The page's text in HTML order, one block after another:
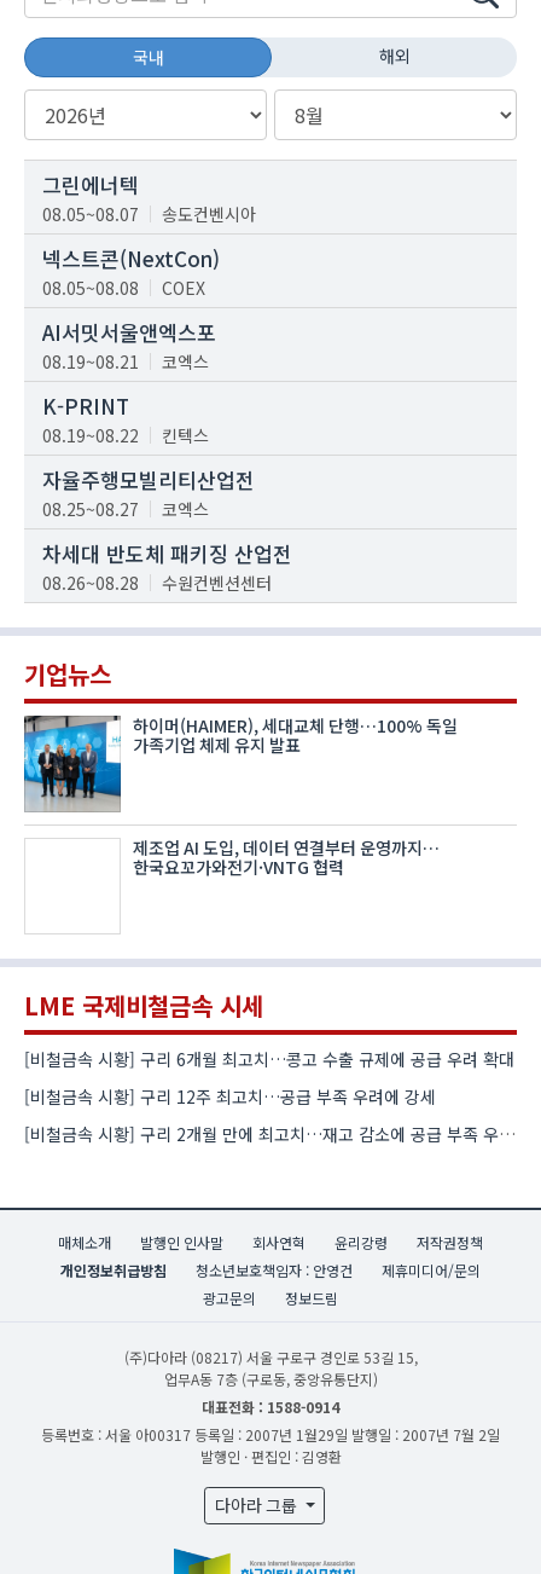
국내 해외
그린에너텍
08.05~08.07 송도컨벤시아
넥스트콘(NextCon)
08.05~08.08 COEX
AI서밋서울앤엑스포
08.19~08.21 코엑스
K-PRINT
08.19~08.22 킨텍스
자율주행모빌리티산업전
08.25~08.27 코엑스
차세대 반도체 패키징 산업전
08.26~08.28 수원컨벤션센터
기업뉴스
하이머(HAIMER), 세대교체 단행…100% 독일
가족기업 체제 유지 발표
제조업 AI 도입, 데이터 연결부터 운영까지…
한국요꼬가와전기·VNTG 협력
LME 국제비철금속 시세
[비철금속 시황] 구리 6개월 최고치…콩고 수출 규제에 공급 우려 확대
[비철금속 시황] 구리 12주 최고치…공급 부족 우려에 강세
[비철금속 시황] 구리 2개월 만에 최고치…재고 감소에 공급 부족 우려 확대
매체소개 발행인 인사말 회사연혁 윤리강령
저작권정책
개인정보취급방침
청소년보호책임자 : 안영건
제휴미디어/문의
광고문의
정보드림
(주)다아라 (08217) 서울 구로구 경인로 53길 15,
업무A동 7층 (구로동, 중앙유통단지)
대표전화 : 1588-0914
등록번호 : 서울 아00317 등록일 : 2007년 1월29일 발행일 : 2007년 7월 2일
발행인 · 편집인 : 김영환
다아라 그룹